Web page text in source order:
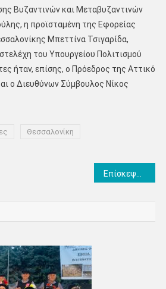
Βυζαντινών και Μεταβυζαντινών
η προϊσταμένη της Εφορείας
Μπεττίνα Τσιγαρίδα,
του Υπουργείου Πολιτισμού
ήταν, επίσης, ο Πρόεδρος της Αττικό
ο Διευθύνων Σύμβουλος Νίκος
Θεσσαλονίκη